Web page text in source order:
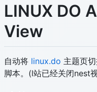
LINUX DO
View
自动将 linux.do 主题页
脚本。(l站已经关闭nest